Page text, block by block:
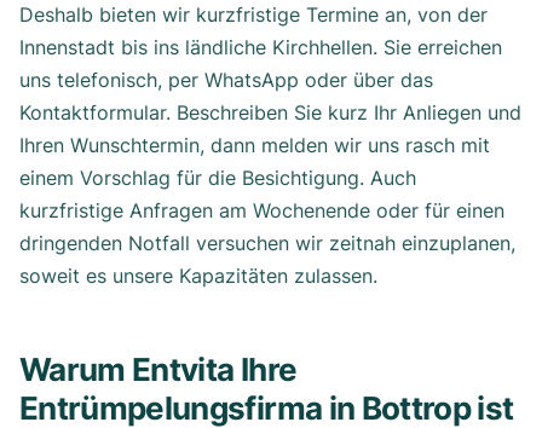
Deshalb bieten wir kurzfristige Termine an, von der
Innenstadt bis ins ländliche Kirchhellen. Sie erreichen
uns telefonisch, per WhatsApp oder über das
Kontaktformular. Beschreiben Sie kurz Ihr Anliegen und
Ihren Wunschtermin, dann melden wir uns rasch mit
einem Vorschlag für die Besichtigung. Auch
kurzfristige Anfragen am Wochenende oder für einen
dringenden Notfall versuchen wir zeitnah einzuplanen,
soweit es unsere Kapazitäten zulassen.
Warum Entvita Ihre
Entrümpelungsfirma in Bottrop ist